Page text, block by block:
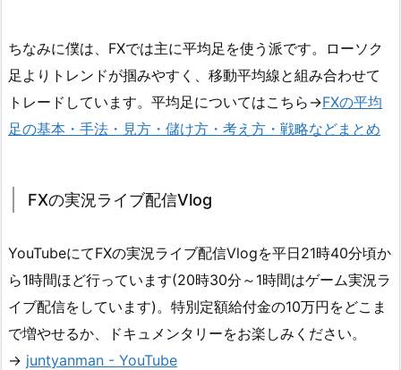
ちなみに僕は、FXでは主に平均足を使う派です。ローソク
足よりトレンドが掴みやすく、移動平均線と組み合わせて
トレードしています。平均足についてはこちら→FXの平均
足の基本・手法・見方・儲け方・考え方・戦略などまとめ
FXの実況ライブ配信Vlog
YouTubeにてFXの実況ライブ配信Vlogを平日21時40分頃か
ら1時間ほど行っています(20時30分～1時間はゲーム実況ラ
イブ配信をしています)。特別定額給付金の10万円をどこま
で増やせるか、ドキュメンタリーをお楽しみください。
→ juntyanman - YouTube